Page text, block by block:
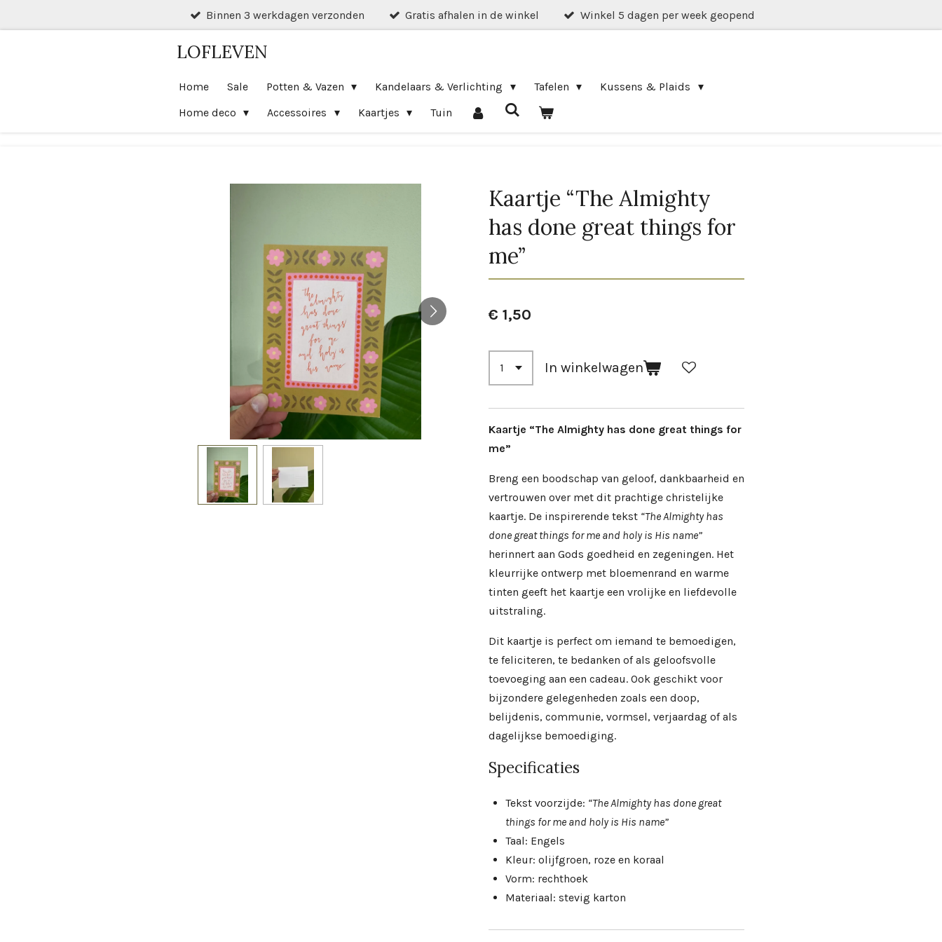
Binnen 3 werkdagen verzonden Gratis afhalen in de winkel Winkel 5 dagen per week geopend
LOFLEVEN
Home Sale Potten & Vazen Kandelaars & Verlichting Tafelen
Kussens & Plaids
Home deco
Accessoires Kaartjes Tuin
Kaartje “The Almighty
has done great things for
me”
€ 1,50
In winkelwagen
Kaartje “The Almighty has done great things for
me”
Breng een boodschap van geloof, dankbaarheid en
vertrouwen over met dit prachtige christelijke
kaartje. De inspirerende tekst “The Almighty has
done great things for me and holy is His name”
herinnert aan Gods goedheid en zegeningen. Het
kleurrijke ontwerp met bloemenrand en warme
tinten geeft het kaartje een vrolijke en liefdevolle
uitstraling.
Dit kaartje is perfect om iemand te bemoedigen,
te feliciteren, te bedanken of als geloofsvolle
toevoeging aan een cadeau. Ook geschikt voor
bijzondere gelegenheden zoals een doop,
belijdenis, communie, vormsel, verjaardag of als
dagelijkse bemoediging.
Specificaties
Tekst voorzijde: “The Almighty has done great
things for me and holy is His name”
Taal: Engels
Kleur: olijfgroen, roze en koraal
Vorm: rechthoek
Materiaal: stevig karton